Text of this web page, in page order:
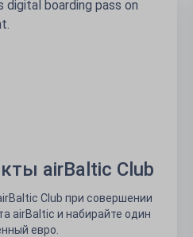
airBaltic Club
Club при совершении
airBaltic и набирайте один
евро.